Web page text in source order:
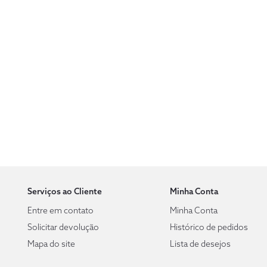
Serviços ao Cliente
Entre em contato
Solicitar devolução
Mapa do site
Minha Conta
Minha Conta
Histórico de pedidos
Lista de desejos